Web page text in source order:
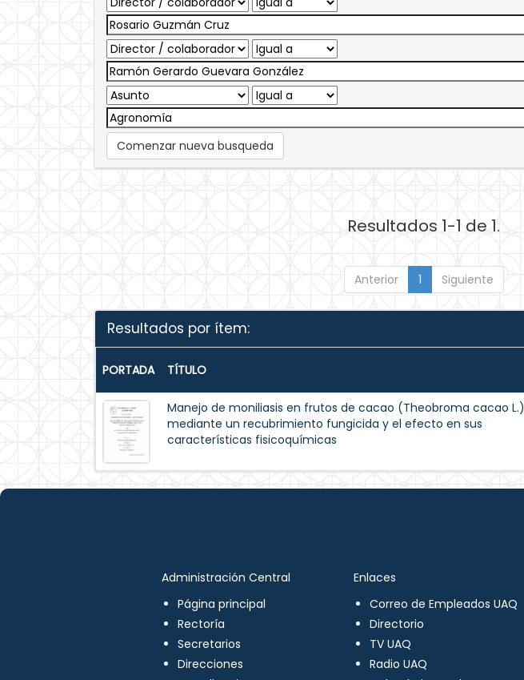
Comenzar nueva busqueda
Resultados 1-1 de 1.
Anterior 1 Siguiente
Resultados por ítem:
PORTADA TÍTULO
Manejo de moniliasis en frutos de cacao (Theobroma cacao L.)
mediante un recubrimiento fungicida y el efecto en sus
características fisicoquímicas
Administración Central
Página principal
Rectoría
Secretarios
Direcciones
Enlaces
Correo de Empleados UAQ
Directorio
TV UAQ
Radio UAQ